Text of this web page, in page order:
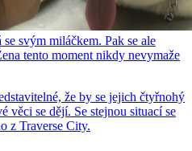
svým miláčkem. Pak se ale
tento moment nikdy nevymaže
že by se jejich čtyřnohý
věci se dějí. Se stejnou situací se
z Traverse City.